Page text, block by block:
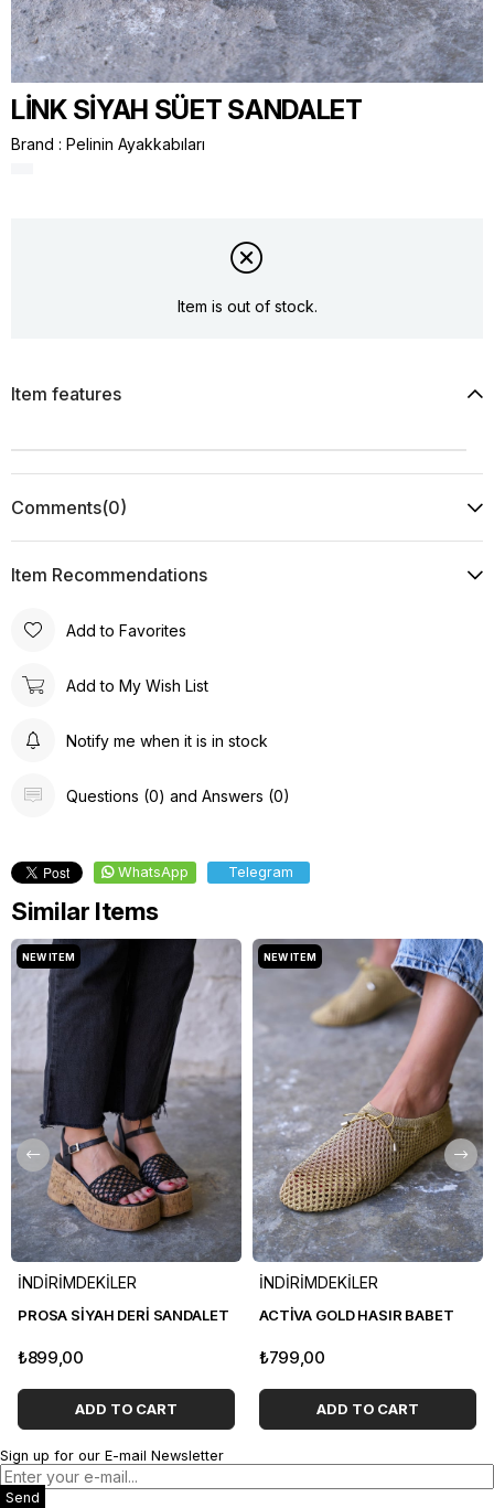
LİNK SİYAH SÜET SANDALET
Brand : Pelinin Ayakkabıları
Item is out of stock.
Item features
Comments(0)
Item Recommendations
Add to Favorites
Add to My Wish List
Notify me when it is in stock
Questions (0) and Answers (0)
WhatsApp Telegram
Similar Items
İNDİRİMDEKİLER
PROSA SİYAH DERİ SANDALET
₺899,00
ADD TO CART
NEW ITEM
İNDİRİMDEKİLER
ACTİVA GOLD HASIR BABET
₺799,00
ADD TO CART
NEW ITEM
Sign up for our E-mail Newsletter
Send